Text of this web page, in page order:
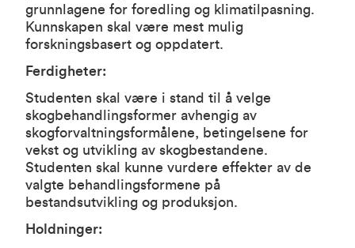
grunnlagene for foredling og klimatilpasning.
Kunnskapen skal være mest mulig
forskningsbasert og oppdatert.
Ferdigheter:
Studenten skal være i stand til å velge
skogbehandlingsformer avhengig av
skogforvaltningsformålene, betingelsene for
vekst og utvikling av skogbestandene.
Studenten skal kunne vurdere effekter av de
valgte behandlingsformene på
bestandsutvikling og produksjon.
Holdninger: